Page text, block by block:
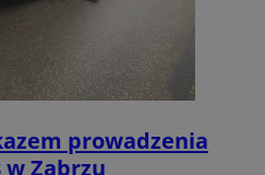
prowadzenia
w Zabrzu